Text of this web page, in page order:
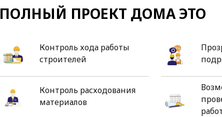
ПОЛНЫЙ ПРОЕКТ ДОМА ЭТО
Контроль хода работы
строителей
Контроль расходования
материалов